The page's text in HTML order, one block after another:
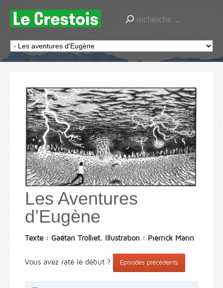
Les Aventures
d’Eugène
Texte : Gaëtan Trolliet. Illustration : Pierrick Marin
Vous avez raté le début ? Épisodes précédents